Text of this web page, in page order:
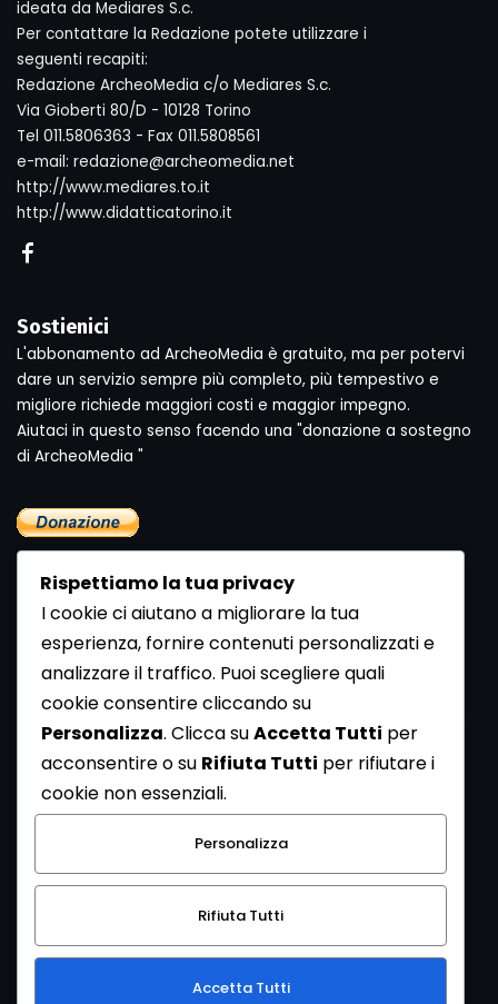
ideata da Mediares S.c.
Per contattare la Redazione potete utilizzare i
seguenti recapiti:
Redazione ArcheoMedia c/o Mediares S.c.
Via Gioberti 80/D - 10128 Torino
Tel 011.5806363 - Fax 011.5808561
e-mail: redazione@archeomedia.net
http://www.mediares.to.it
http://www.didatticatorino.it
Sostienici
L'abbonamento ad ArcheoMedia è gratuito, ma per potervi
dare un servizio sempre più completo, più tempestivo e
migliore richiede maggiori costi e maggior impegno.
Aiutaci in questo senso facendo una "donazione a sostegno
di ArcheoMedia "
Newsletter
Se vuoi ricevere la Rivista gratuita di archeologia realizzata
dalla Redazione di ArcheoMedia iscriviti alla nostra
Newsletter [Clicca Qui]
Con l'invio del messaggio l'utente dichiara di aver letto
l’informativa sulla privacy e di acconsentire al trattamento
dei propri dati personali.
Rispettiamo la tua privacy
I cookie ci aiutano a migliorare la tua
esperienza, fornire contenuti personalizzati e
analizzare il traffico. Puoi scegliere quali
cookie consentire cliccando su
Personalizza. Clicca suAccetta Tutti per
acconsentire o su Rifiuta Tutti per rifiutare i
cookie non essenziali.
Personalizza
Rifiuta Tutti
Accetta Tutti